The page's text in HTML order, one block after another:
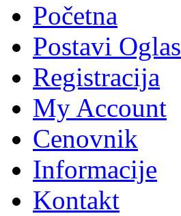
Početna
Postavi Oglas
Registracija
My Account
Cenovnik
Informacije
Kontakt